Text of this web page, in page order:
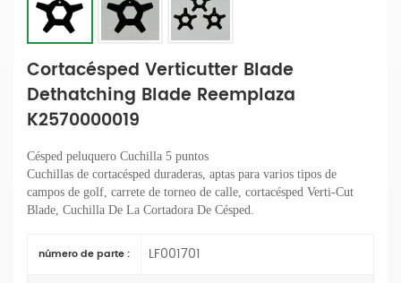
Cortacésped Verticutter Blade
Dethatching Blade Reemplaza
K2570000019
Césped peluquero Cuchilla 5 puntos
Cuchillas de cortacésped duraderas, aptas para varios tipos de
campos de golf, carrete de torneo de calle, cortacésped Verti-Cut
Blade , Cuchilla De La Cortadora De Césped.
número de parte : LF001701